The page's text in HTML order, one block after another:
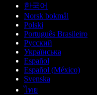
한국어
Norsk bokmål
Polski
Português Brasileiro
Русский
Українська
Español
Español (México)
Svenska
ไทย